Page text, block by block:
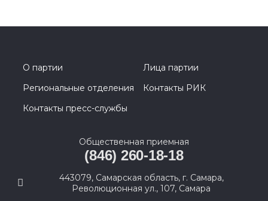
О партии
Лица партии
Региональные отделения
Контакты РИК
Контакты пресс-службы
Общественная приемная
(846) 260-18-18
443079, Самарская область, г. Самара,
Революционная ул., 107, Самара